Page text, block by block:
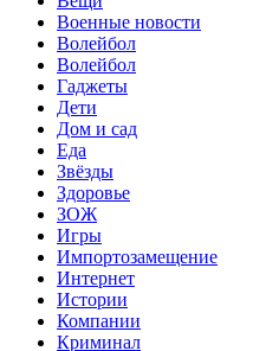
Военные новости
Волейбол
Волейбол
Гаджеты
Дети
Дом и сад
Еда
Звёзды
Здоровье
ЗОЖ
Игры
Импортозамещение
Интернет
Истории
Компании
Криминал